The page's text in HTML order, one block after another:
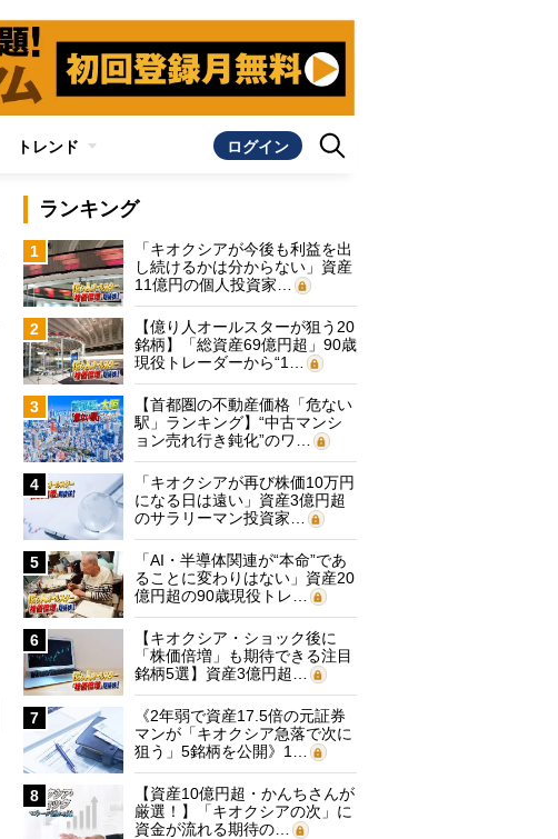
トレンド ログイン
ランキング
1
「キオクシアが今後も利益を出
し続けるかは分からない」資産
11億円の個人投資家…
2
【億り人オールスターが狙う20
銘柄】「総資産69億円超」90歳
現役トレーダーから“1…
3
【首都圏の不動産価格「危ない
駅」ランキング】“中古マンシ
ョン売れ行き鈍化”のワ…
4
「キオクシアが再び株価10万円
になる日は遠い」資産3億円超
のサラリーマン投資家…
5
「AI・半導体関連が“本命”であ
ることに変わりはない」資産20
億円超の90歳現役トレ…
6
【キオクシア・ショック後に
「株価倍増」も期待できる注目
銘柄5選】資産3億円超…
7
《2年弱で資産17.5倍の元証券
マンが「キオクシア急落で次に
狙う」5銘柄を公開》1…
8
【資産10億円超・かんちさんが
厳選！】「キオクシアの次」に
資金が流れる期待の…